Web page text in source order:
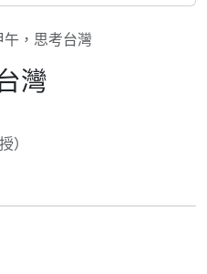
午，思考台灣
灣
）